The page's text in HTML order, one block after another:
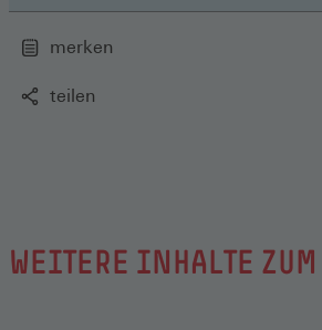
merken
teilen
WEITERE INHALTE ZUM